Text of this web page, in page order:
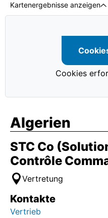
Kartenergebnisse anzeigen
Cookies
Algerien
STC Co
Contrôle
Vertretung
Kontakte
Vertrieb